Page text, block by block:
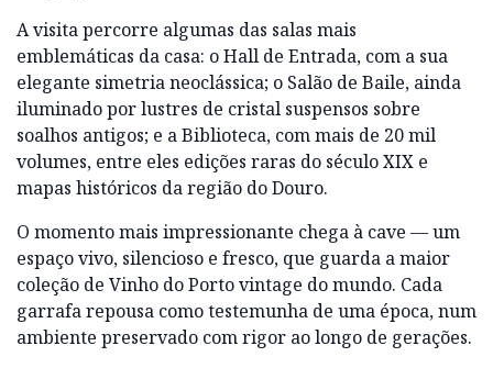
A visita percorre algumas das salas mais
emblemáticas da casa: o Hall de Entrada, com a sua
elegante simetria neoclássica; o Salão de Baile, ainda
iluminado por lustres de cristal suspensos sobre
soalhos antigos; e a Biblioteca, com mais de 20 mil
volumes, entre eles edições raras do século XIX e
mapas históricos da região do Douro.
O momento mais impressionante chega à cave — um
espaço vivo, silencioso e fresco, que guarda a maior
coleção de Vinho do Porto vintage do mundo. Cada
garrafa repousa como testemunha de uma época, num
ambiente preservado com rigor ao longo de gerações.